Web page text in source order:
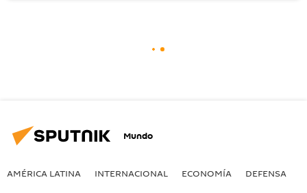
Mundo
AMÉRICA LATINA INTERNACIONAL ECONOMÍA DEFENSA